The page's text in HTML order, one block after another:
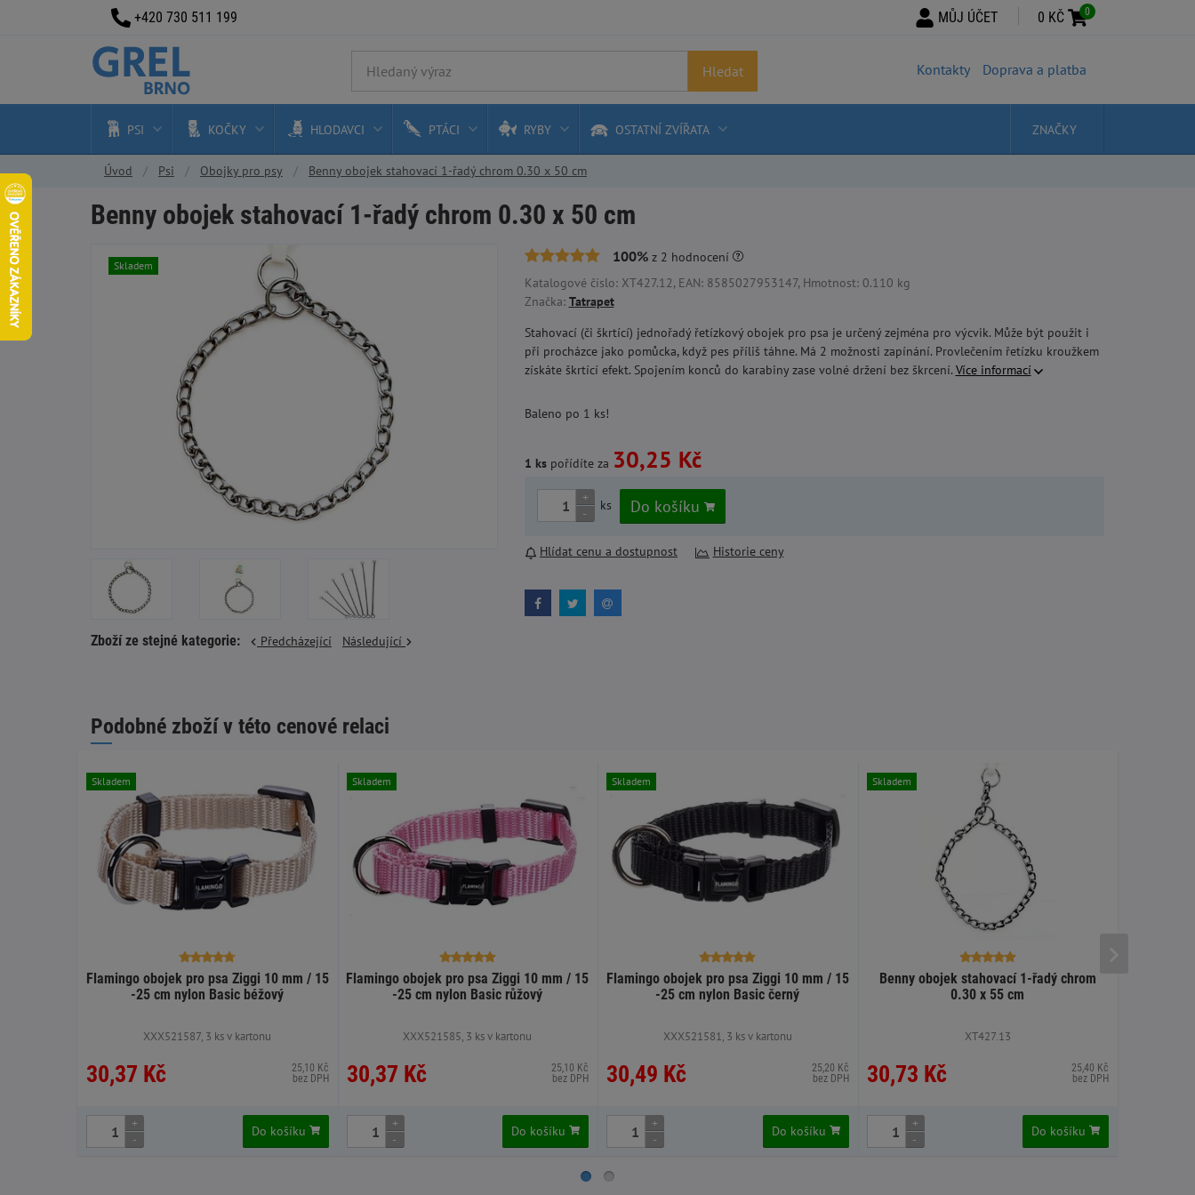
Hledat Kontakty Doprava a platba
PSI KOČKY HLODAVCI PTÁCI RYBY OSTATNÍ ZVÍŘATA ZNAČKY
Úvod Psi Obojky pro psy Benny obojek stahovací 1-řadý chrom 0.30 x 50 cm
Benny obojek stahovací 1-řadý chrom 0.30 x 50 cm
Skladem
Zboží ze stejné kategorie: Předcházející Následující
100%z 2 hodnocení
Katalogové číslo: XT427.12, EAN: 8585027953147, Hmotnost: 0.110 kg
Značka: Tatrapet
Stahovací (či škrtící) jednořadý řetízkový obojek pro psa je určený zejména pro výcvik. Může být použit i
při procházce jako pomůcka, když pes příliš táhne. Má 2 možnosti zapínání. Provlečením řetízku kroužkem
získáte škrtící efekt. Spojením konců do karabiny zase volné držení bez škrcení. Více informací
Baleno po 1 ks!
1 kspořídíte za 30,25 Kč
+
-
ks Do košíku
Hlídat cenu a dostupnost Historie ceny
Podobné zboží v této cenové relaci
Flamingo obojek pro psa Ziggi 10 mm / 15
-25 cm nylon Basic béžový
XXX521587, 3 ks v kartonu
30,37 Kč
25,10 Kč
bez DPH
Skladem
+
-
Do košíku
Flamingo obojek pro psa Ziggi 10 mm / 15
-25 cm nylon Basic růžový
XXX521585, 3 ks v kartonu
30,37 Kč
25,10 Kč
bez DPH
Skladem
+
-
Do košíku
Flamingo obojek pro psa Ziggi 10 mm / 15
-25 cm nylon Basic černý
XXX521581, 3 ks v kartonu
30,49 Kč
25,20 Kč
bez DPH
Skladem
+
-
Do košíku
Benny obojek stahovací 1-řadý chrom
0.30 x 55 cm
XT427.13
30,73 Kč
25,40 Kč
bez DPH
Skladem
+
-
Do košíku
0 KČ 0
MŮJ ÚČET
+420 730 511 199